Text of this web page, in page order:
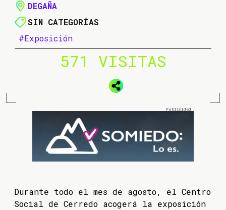
DEGAÑA
SIN CATEGORÍAS
#Exposición
571 VISITAS
Durante todo el mes de agosto, el Centro
Social de Cerredo acogerá la exposición